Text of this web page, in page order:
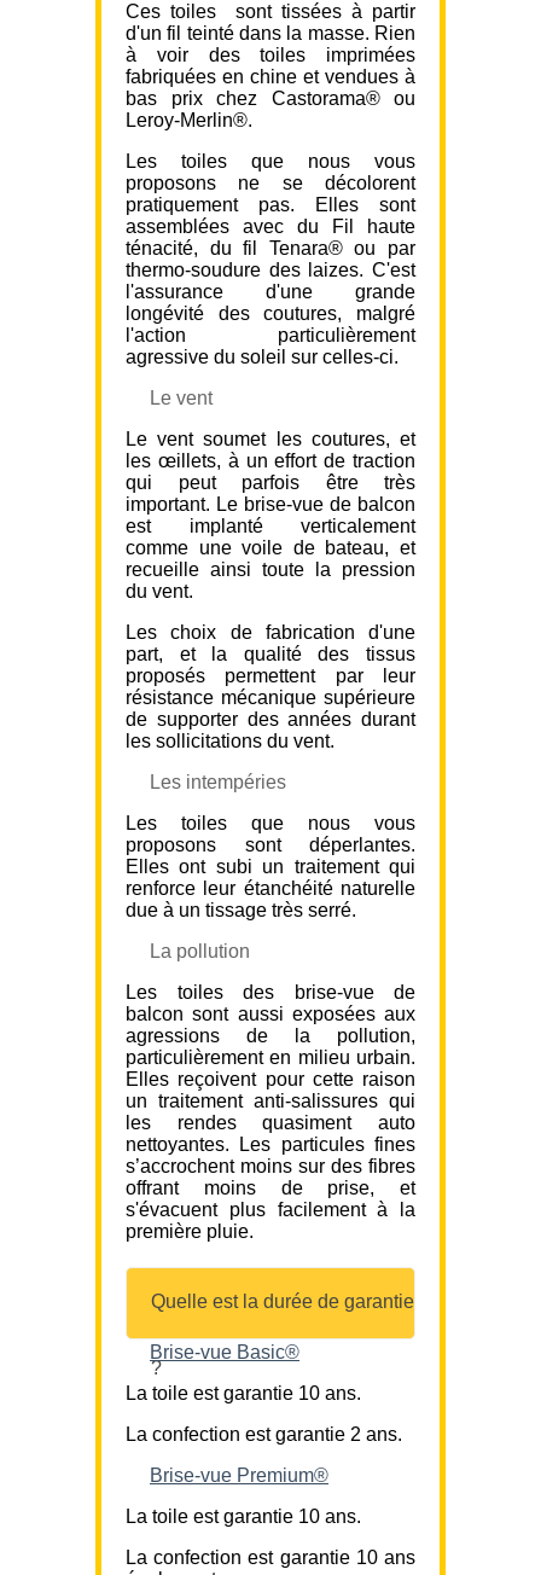
Ces toiles sont tissées à partir
d'un fil teinté dans la masse. Rien
à voir des toiles imprimées
fabriquées en chine et vendues à
bas prix chez Castorama® ou
Leroy-Merlin®.
Les toiles que nous vous
proposons ne se décolorent
pratiquement pas. Elles sont
assemblées avec du Fil haute
ténacité, du fil Tenara® ou par
thermo-soudure des laizes. C'est
l'assurance d'une grande
longévité des coutures, malgré
l'action particulièrement
agressive du soleil sur celles-ci.
Le vent
Le vent soumet les coutures, et
les œillets, à un effort de traction
qui peut parfois être très
important. Le brise-vue de balcon
est implanté verticalement
comme une voile de bateau, et
recueille ainsi toute la pression
du vent.
Les choix de fabrication d'une
part, et la qualité des tissus
proposés permettent par leur
résistance mécanique supérieure
de supporter des années durant
les sollicitations du vent.
Les intempéries
Les toiles que nous vous
proposons sont déperlantes.
Elles ont subi un traitement qui
renforce leur étanchéité naturelle
due à un tissage très serré.
La pollution
Les toiles des brise-vue de
balcon sont aussi exposées aux
agressions de la pollution,
particulièrement en milieu urbain.
Elles reçoivent pour cette raison
un traitement anti-salissures qui
les rendes quasiment auto
nettoyantes. Les particules fines
s’accrochent moins sur des fibres
offrant moins de prise, et
s'évacuent plus facilement à la
première pluie.
Quelle est la durée de garantie
?
Brise-vue Basic®
La toile est garantie 10 ans.
La confection est garantie 2 ans.
Brise-vue Premium®
La toile est garantie 10 ans.
La confection est garantie 10 ans